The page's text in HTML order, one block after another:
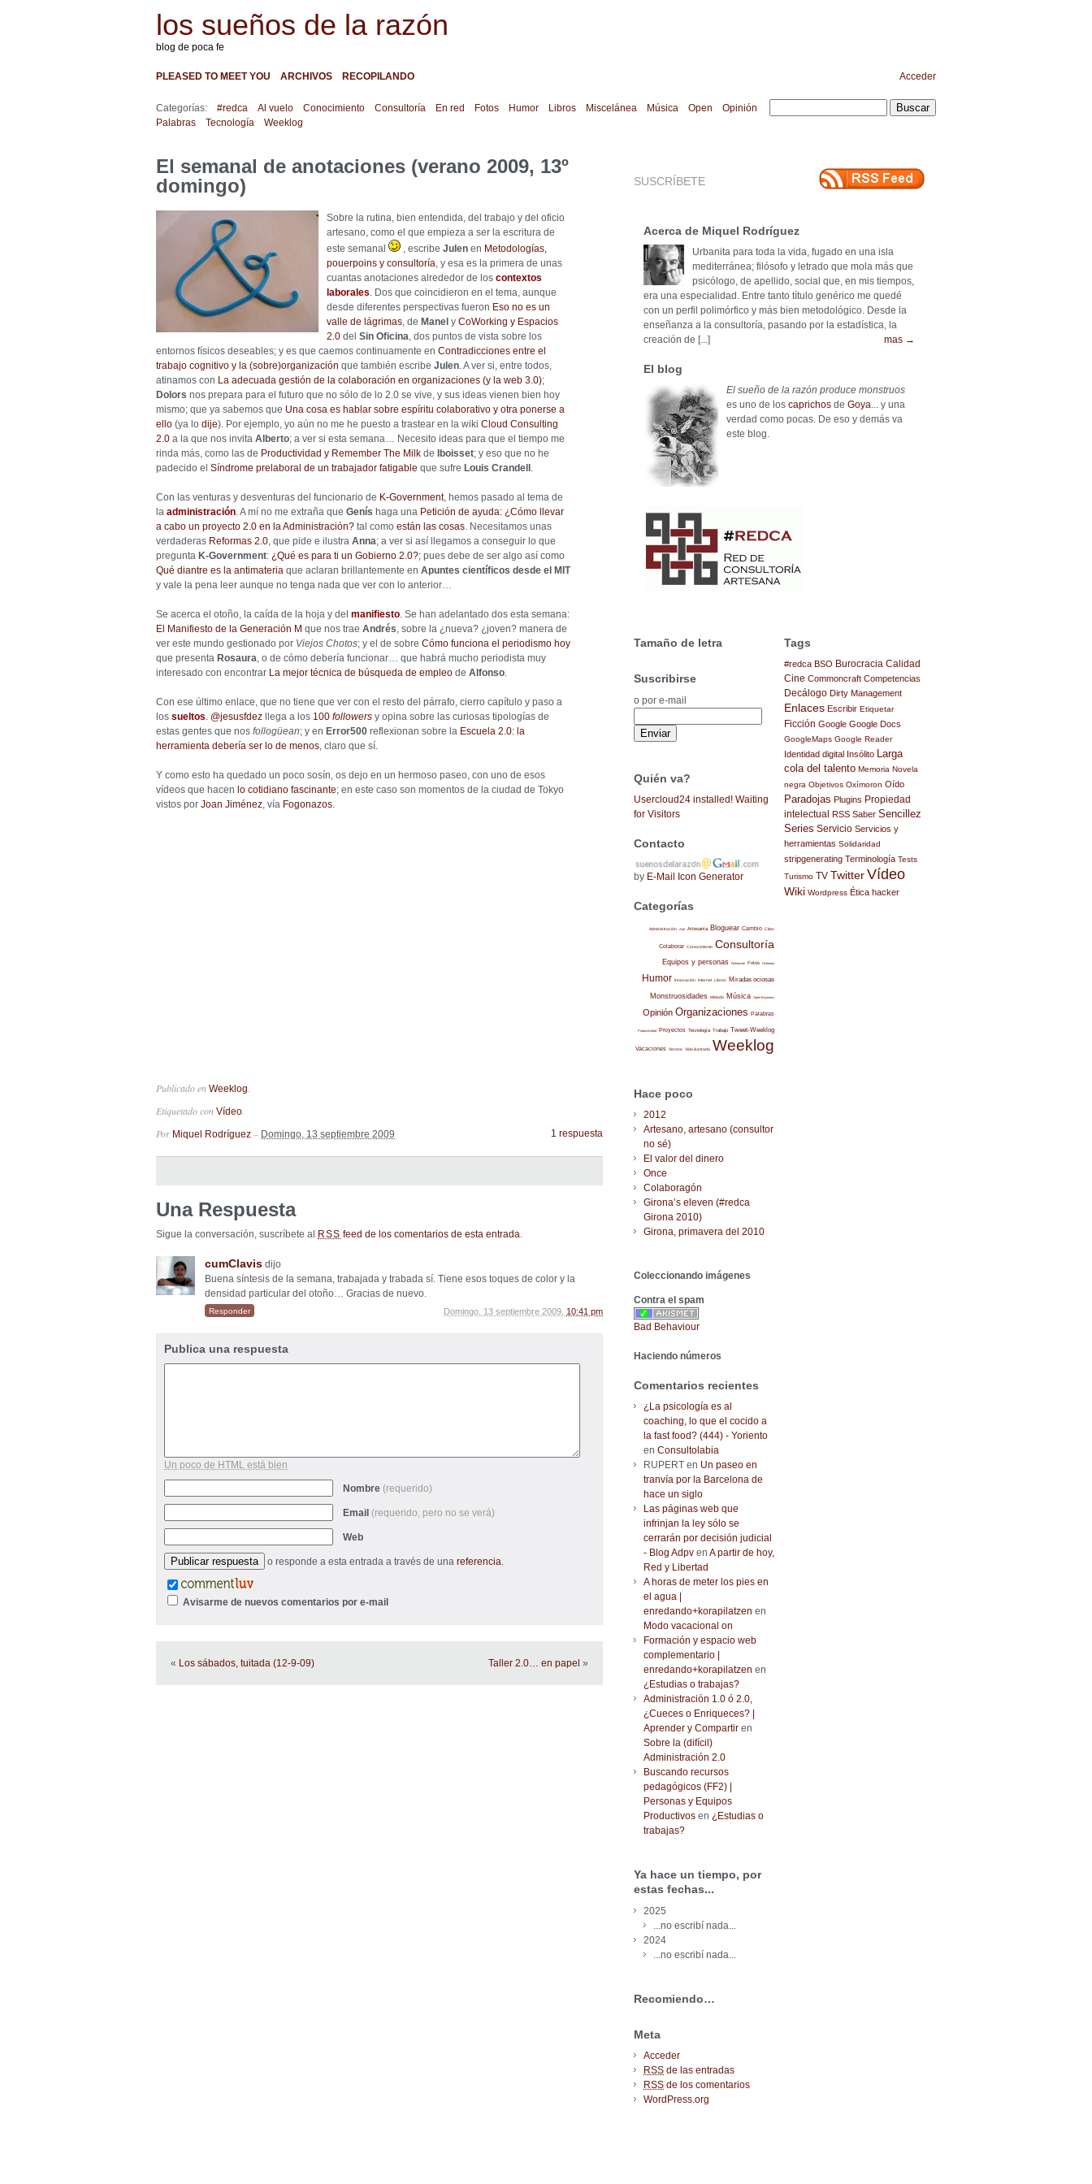
los sueños de la razón
blog de poca fe
PLEASED TO MEET YOU ARCHIVOS RECOPILANDO Acceder
Categorías: #redca Al vuelo Conocimiento Consultoría En red Fotos Humor Libros Miscelánea Música Open
Opinión
Palabras
Tecnología Weeklog
El semanal de anotaciones (verano 2009, 13º
domingo)
Sobre la rutina, bien entendida, del trabajo y del oficio
artesano, como el que empieza a ser la escritura de
este semanal
, escribe Julen en Metodologías,
pouerpoins y consultoría, y esa es la primera de unas
cuantas anotaciones alrededor de los contextos
laborales. Dos que coincidieron en el tema, aunque
desde diferentes perspectivas fueron Eso no es un
valle de lágrimas, de Manel y CoWorking y Espacios
2.0 del Sin Oficina, dos puntos de vista sobre los
entornos físicos deseables; y es que caemos continuamente en Contradicciones entre el
trabajo cognitivo y la (sobre)organización que también escribe Julen. A ver si, entre todos,
atinamos con La adecuada gestión de la colaboración en organizaciones (y la web 3.0);
Dolors nos prepara para el futuro que no sólo de lo 2.0 se vive, y sus ideas vienen bien hoy
mismo; que ya sabemos que Una cosa es hablar sobre espíritu colaborativo y otra ponerse a
ello (ya lo dije). Por ejemplo, yo aún no me he puesto a trastear en la wiki Cloud Consulting
2.0 a la que nos invita Alberto; a ver si esta semana… Necesito ideas para que el tiempo me
rinda más, como las de Productividad y Remember The Milk de Iboisset; y eso que no he
padecido el Síndrome prelaboral de un trabajador fatigable que sufre Louis Crandell .
Con las venturas y desventuras del funcionario de K-Government, hemos pasado al tema de
la administración. A mí no me extraña que Genís haga una Petición de ayuda: ¿Cómo llevar
a cabo un proyecto 2.0 en la Administración? tal como están las cosas. Necesitamos unas
verdaderas Reformas 2.0, que pide e ilustra Anna; a ver si así llegamos a conseguir lo que
pregunta K-Government: ¿Qué es para ti un Gobierno 2.0?; pues debe de ser algo así como
Qué diantre es la antimateria que aclaran brillantemente en Apuntes científicos desde el MIT
y vale la pena leer aunque no tenga nada que ver con lo anterior…
Se acerca el otoño, la caída de la hoja y del manifiesto. Se han adelantado dos esta semana:
El Manifiesto de la Generación M que nos trae Andrés, sobre la ¿nueva? ¿joven? manera de
ver este mundo gestionado por Viejos Chotos; y el de sobre Cómo funciona el periodismo hoy
que presenta Rosaura, o de cómo debería funcionar… que habrá mucho periodista muy
interesado con encontrar La mejor técnica de búsqueda de empleo de Alfonso.
Con ese último enlace, que no tiene que ver con el resto del párrafo, cierro capítulo y paso a
los sueltos. @jesusfdez llega a los 100 followers y opina sobre las curiosas tipologías de
estas gentes que nos follogüean; y en Error500 reflexionan sobre la Escuela 2.0: la
herramienta debería ser lo de menos, claro que sí.
Y como esto ha quedado un poco sosín, os dejo en un hermoso paseo, con uno de esos
vídeos que hacen lo cotidiano fascinante; en este caso son momentos de la ciudad de Tokyo
vistos por Joan Jiménez, vía Fogonazos.
Publicado en Weeklog
Etiquetado con Vídeo
1 respuesta
Por Miquel Rodríguez – Domingo, 13 septiembre 2009
Una Respuesta
Sigue la conversación, suscríbete al RSS feed de los comentarios de esta entrada.
cumClavis dijo
Buena síntesis de la semana, trabajada y trabada sí. Tiene esos toques de color y la
densidad particular del otoño… Gracias de nuevo.
Domingo, 13 septiembre 2009, 10:41 pm
Responder
Publica una respuesta
Un poco de HTML está bien
Nombre (requerido)
Email (requerido, pero no se verá)
Web
o responde a esta entrada a través de una referencia.
Avisarme de nuevos comentarios por e-mail
« Los sábados, tuitada (12-9-09) Taller 2.0… en papel »
SUSCRÍBETE
Acerca de Miquel Rodríguez
Urbanita para toda la vida, fugado en una isla
mediterránea; filósofo y letrado que mola más que
psicólogo, de apellido, social que, en mis tiempos,
era una especialidad. Entre tanto título genérico me quedé
con un perfil polimórfico y más bien metodológico. Desde la
enseñanza a la consultoría, pasando por la estadística, la
creación de [...]
mas →
El blog
El sueño de la razón produce monstruos
es uno de los caprichos de Goya... y una
verdad como pocas. De eso y demás va
este blog.
Tamaño de letra
Suscribirse
o por e-mail
Quién va?
Usercloud24 installed! Waiting
for Visitors
Contacto
by E-Mail Icon Generator
Categorías
Administración Arte Artesanía Bloguear Cambio Citas
Colaborar Conocimiento Consultoría
Equipos y personas Formación Fotos Historias
Humor Innovación Internet Libros Miradas ociosas
Monstruosidades Método Música Open Business
Opinión Organizaciones Palabras
Productividad Proyectos Tecnología Trabajo Tweet-Weeklog
Vacaciones Verano Vida ilustrada Weeklog
Hace poco
2012
Artesano, artesano (consultor
no sé)
El valor del dinero
Once
Colaboragón
Girona’s eleven (#redca
Girona 2010)
Girona, primavera del 2010
Coleccionando imágenes
Contra el spam
Bad Behaviour
Haciendo números
Comentarios recientes
¿La psicología es al
coaching, lo que el cocido a
la fast food? (444) - Yoriento
en Consultolabia
RUPERT en Un paseo en
tranvía por la Barcelona de
hace un siglo
Las páginas web que
infrinjan la ley sólo se
cerrarán por decisión judicial
- Blog Adpv en A partir de hoy,
Red y Libertad
A horas de meter los pies en
el agua |
enredando+korapilatzen en
Modo vacacional on
Formación y espacio web
complementario |
enredando+korapilatzen en
¿Estudias o trabajas?
Administración 1.0 ó 2.0,
¿Cueces o Enriqueces? |
Aprender y Compartir en
Sobre la (difícil)
Administración 2.0
Buscando recursos
pedagógicos (FF2) |
Personas y Equipos
Productivos en ¿Estudias o
trabajas?
Ya hace un tiempo, por
estas fechas...
2025
...no escribí nada...
2024
...no escribí nada...
Recomiendo…
Meta
Acceder
RSS de las entradas
RSS de los comentarios
WordPress.org
Tags
#redca BSO Burocracia Calidad
Cine Commoncraft Competencias
Decálogo Dirty Management
Enlaces Escribir Etiquetar
Ficción Google Google Docs
GoogleMaps Google Reader
Identidad digital Insólito Larga
cola del talento Memoria Novela
negra Objetivos Oxímoron Oído
Paradojas Plugins Propiedad
intelectual
RSS Saber Sencillez
Series Servicio Servicios y
herramientas Solidaridad
stripgenerating Terminología Tests
Turismo TV Twitter Vídeo
Wiki Wordpress Ética hacker